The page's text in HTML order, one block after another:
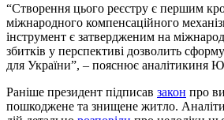
“Створення цього реєстру є першим
міжнародного компенсаційного
інструмент є затвердженим на
збитків у перспективі дозволить
для України”, – пояснює аналітикиня
Раніше президент підписав закон про
пошкоджене та знищене житло.